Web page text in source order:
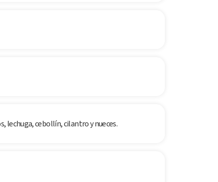
lechuga, cebollín, cilantro y nueces.